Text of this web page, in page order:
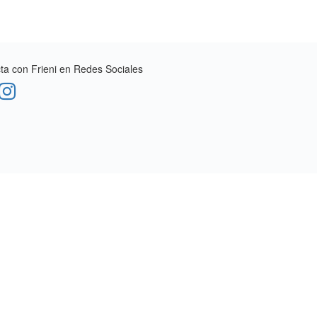
con Frieni en Redes Sociales